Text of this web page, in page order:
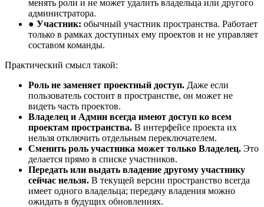
менять роли и не может удалить владельца или другого
администратора.
● Участник: обычный участник пространства. Работает
только в рамках доступных ему проектов и не управляет
составом команды.
Практический смысл такой:
Роль не заменяет проектный доступ. Даже если
пользователь состоит в пространстве, он может не
видеть часть проектов.
Владелец и Админ всегда имеют доступ ко всем
проектам пространства. В интерфейсе проекта их
нельзя отключить отдельным переключателем.
Сменить роль участника может только Владелец. Это
делается прямо в списке участников.
Передать или выдать владение другому участнику
сейчас нельзя. В текущей версии пространство всегда
имеет одного владельца; передачу владения можно
ожидать в будущих обновлениях.